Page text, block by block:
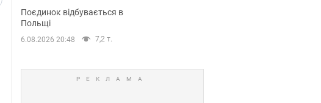
Відео
Поєдинок відбувається в
Польщі
6.08.2026 20:48 7,2 т.